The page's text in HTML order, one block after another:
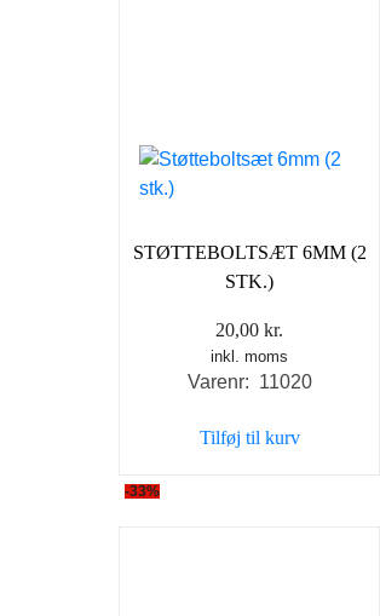
STØTTEBOLTSÆT 6MM (2
STK.)
20,00 kr.
inkl. moms
Varenr: 11020
Tilføj til kurv
-33%